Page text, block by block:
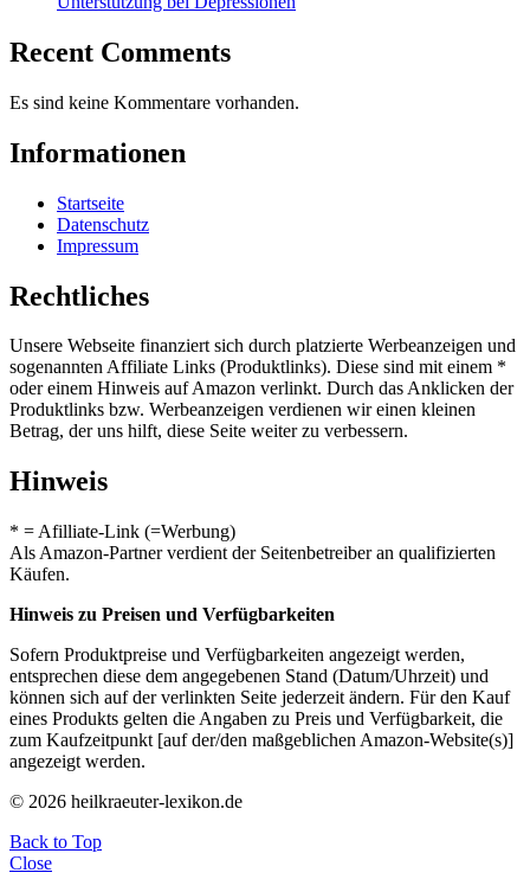
Recent Comments
Es sind keine Kommentare vorhanden.
Informationen
Startseite
Datenschutz
Impressum
Rechtliches
Unsere Webseite finanziert sich durch platzierte Werbeanzeigen und
sogenannten Affiliate Links (Produktlinks). Diese sind mit einem *
oder einem Hinweis auf Amazon verlinkt. Durch das Anklicken der
Produktlinks bzw. Werbeanzeigen verdienen wir einen kleinen
Betrag, der uns hilft, diese Seite weiter zu verbessern.
Hinweis
* = Afilliate-Link (=Werbung)
Als Amazon-Partner verdient der Seitenbetreiber an qualifizierten
Käufen.
Hinweis zu Preisen und Verfügbarkeiten
Sofern Produktpreise und Verfügbarkeiten angezeigt werden,
entsprechen diese dem angegebenen Stand (Datum/Uhrzeit) und
können sich auf der verlinkten Seite jederzeit ändern. Für den Kauf
eines Produkts gelten die Angaben zu Preis und Verfügbarkeit, die
zum Kaufzeitpunkt [auf der/den maßgeblichen Amazon-Website(s)]
angezeigt werden.
© 2026 heilkraeuter-lexikon.de
Back to Top
Close